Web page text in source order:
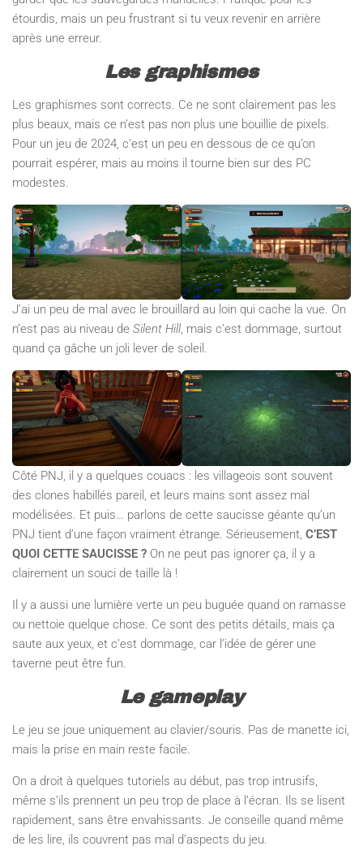
étourdis, mais un peu frustrant si tu veux revenir en arrière
après une erreur.
Les graphismes
Les graphismes sont corrects. Ce ne sont clairement pas les
plus beaux, mais ce n’est pas non plus une bouillie de pixels.
Pour un jeu de 2024, c’est un peu en dessous de ce qu’on
pourrait espérer, mais au moins il tourne bien sur des PC
modestes.
J’ai un peu de mal avec le brouillard au loin qui cache la vue. On
n’est pas au niveau de Silent Hill, mais c’est dommage, surtout
quand ça gâche un joli lever de soleil.
Côté PNJ, il y a quelques couacs : les villageois sont souvent
des clones habillés pareil, et leurs mains sont assez mal
modélisées. Et puis… parlons de cette saucisse géante qu’un
PNJ tient d’une façon vraiment étrange. Sérieusement, C’EST
QUOI CETTE SAUCISSE ? On ne peut pas ignorer ça, il y a
clairement un souci de taille là !
Il y a aussi une lumière verte un peu buguée quand on ramasse
ou nettoie quelque chose. Ce sont des petits détails, mais ça
saute aux yeux, et c’est dommage, car l’idée de gérer une
taverne peut être fun.
Le gameplay
Le jeu se joue uniquement au clavier/souris. Pas de manette ici,
mais la prise en main reste facile.
On a droit à quelques tutoriels au début, pas trop intrusifs,
même s’ils prennent un peu trop de place à l’écran. Ils se lisent
rapidement, sans être envahissants. Je conseille quand même
de les lire, ils couvrent pas mal d’aspects du jeu.